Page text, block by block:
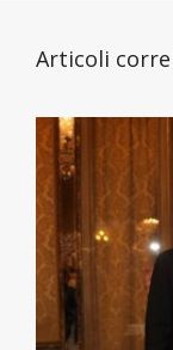
Articoli